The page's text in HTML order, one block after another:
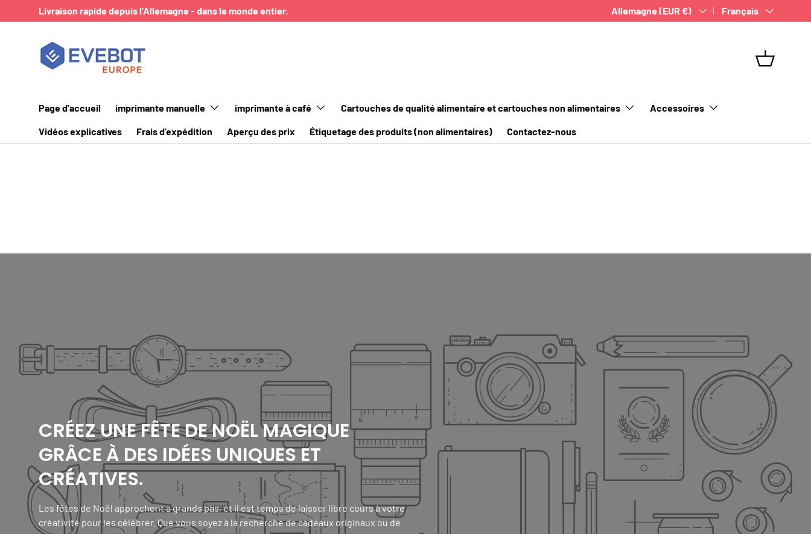
ALLER AU CONTENU
Livraison rapide depuis l'Allemagne - dans le monde entier. Pays
Allemagne (EUR €) LangueFrançais
Panier
Page d'accueil imprimante manuelle imprimante à café Cartouches de qualité alimentaire et cartouches non alimentaires Accessoires
Vidéos explicatives Frais d'expédition Aperçu des prix Étiquetage des produits (non alimentaires) Contactez-nous
CRÉEZ UNE FÊTE DE NOËL MAGIQUE
GRÂCE À DES IDÉES UNIQUES ET
CRÉATIVES.
Les fêtes de Noël approchent à grands pas, et il est temps de laisser libre cours à votre
créativité pour les célébrer. Que vous soyez à la recherche de cadeaux originaux ou de